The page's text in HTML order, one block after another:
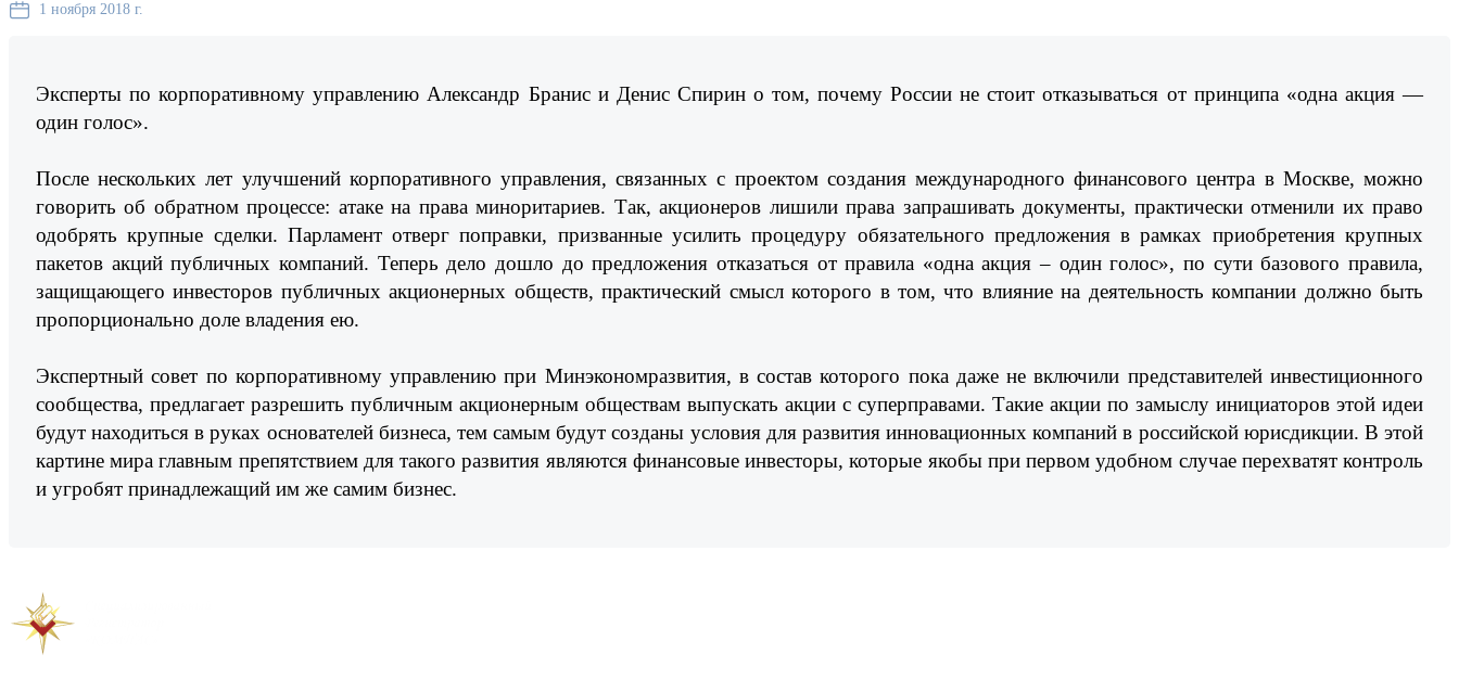
1 ноября 2018 г.
Эксперты по корпоративному управлению Александр Бранис и Денис Спирин о том, почему России не стоит отказываться от принципа «одна акция —
один голос».
После нескольких лет улучшений корпоративного управления, связанных с проектом создания международного финансового центра в Москве, можно
говорить об обратном процессе: атаке на права миноритариев. Так, акционеров лишили права запрашивать документы, практически отменили их право
одобрять крупные сделки. Парламент отверг поправки, призванные усилить процедуру обязательного предложения в рамках приобретения крупных
пакетов акций публичных компаний. Теперь дело дошло до предложения отказаться от правила «одна акция – один голос», по сути базового правила,
защищающего инвесторов публичных акционерных обществ, практический смысл которого в том, что влияние на деятельность компании должно быть
пропорционально доле владения ею.
Экспертный совет по корпоративному управлению при Минэкономразвития, в состав которого пока даже не включили представителей инвестиционного
сообщества, предлагает разрешить публичным акционерным обществам выпускать акции с суперправами. Такие акции по замыслу инициаторов этой идеи
будут находиться в руках основателей бизнеса, тем самым будут созданы условия для развития инновационных компаний в российской юрисдикции. В этой
картине мира главным препятствием для такого развития являются финансовые инвесторы, которые якобы при первом удобном случае перехватят контроль
и угробят принадлежащий им же самим бизнес.